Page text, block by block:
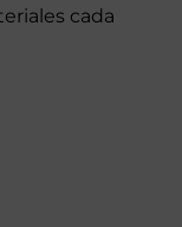
cada